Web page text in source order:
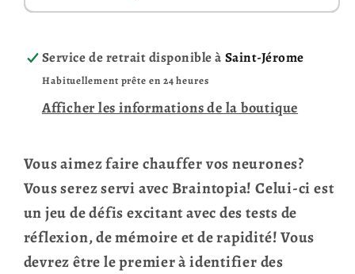
Service de retrait disponible à Saint-Jérome
Habituellement prête en 24 heures
Afficher les informations de la boutique
Vous aimez faire chauffer vos neurones?
Vous serez servi avec Braintopia! Celui-ci est
un jeu de défis excitant avec des tests de
réflexion, de mémoire et de rapidité! Vous
devrez être le premier à identifier des